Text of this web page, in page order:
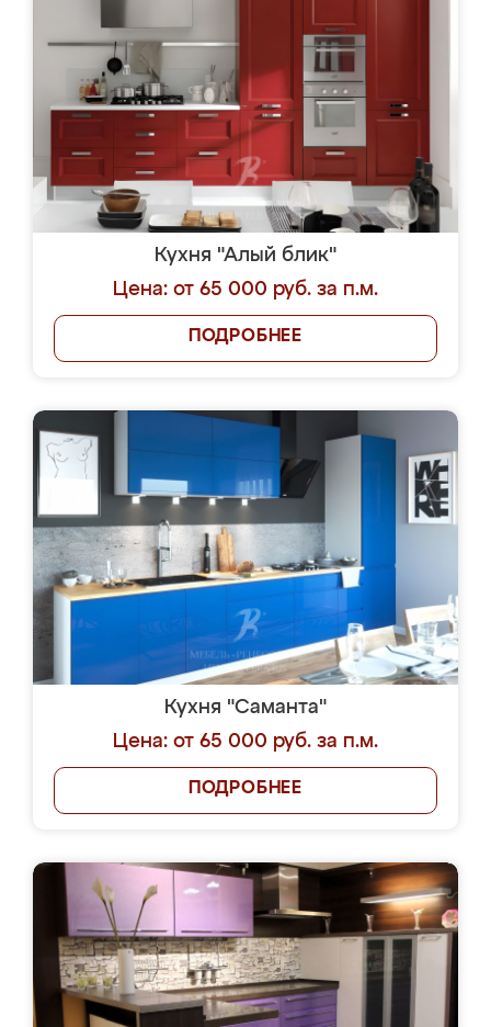
Кухня "Алый блик"
Цена: от 65 000 руб. за п.м.
ПОДРОБНЕЕ
Кухня "Саманта"
Цена: от 65 000 руб. за п.м.
ПОДРОБНЕЕ